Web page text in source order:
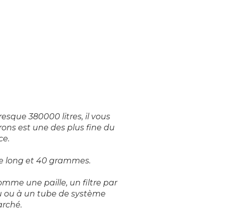
380000 litres, il vous
est une des plus fine du
long et 40 grammes.
une paille, un filtre par
à un tube de système